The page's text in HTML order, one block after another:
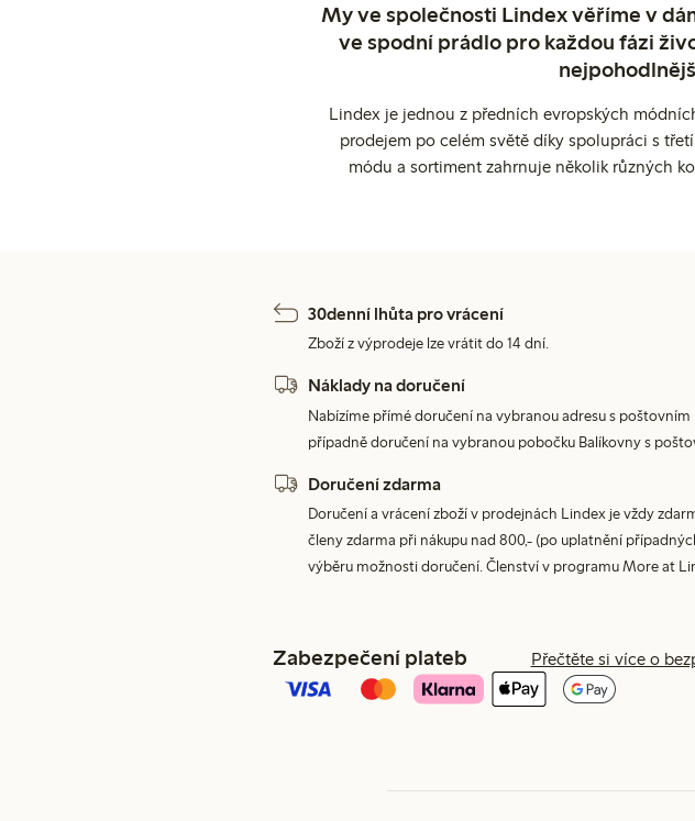
My ve společnosti Lindex věříme v
ve spodní prádlo pro každou fázi
Lindex je jednou z předních evropských
prodejem po celém světě díky spolupráci s
módu a sortiment zahrnuje několik různých
30denní lhůta pro vrácení
Zboží z výprodeje lze vrátit do 14 dní.
Náklady na doručení
Nabízíme přímé doručení na vybranou adresu s poštovním
případně doručení na vybranou pobočku Balíkovny s
Doručení zdarma
Doručení a vrácení zboží v prodejnách Lindex je vždy
členy zdarma při nákupu nad 800,- (po uplatnění
výběru možnosti doručení. Členství v programu More at
Zabezpečení plateb Přečtěte si více o